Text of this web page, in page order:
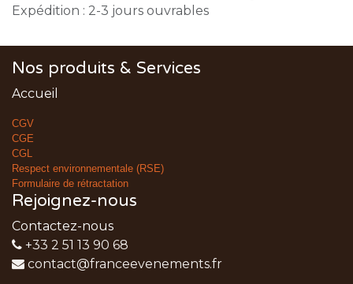
Expédition : 2-3 jours ouvrables
Nos produits & Services
Accueil
CGV
CGE
CGL
Respect environnementale (RSE)
Formulaire de rétractation
Rejoignez-nous
Contactez-nous
+33 2 51 13 90 68
contact@franceevenements.fr